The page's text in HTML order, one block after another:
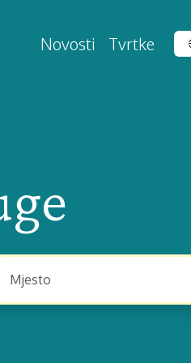
Novosti Tvrtke